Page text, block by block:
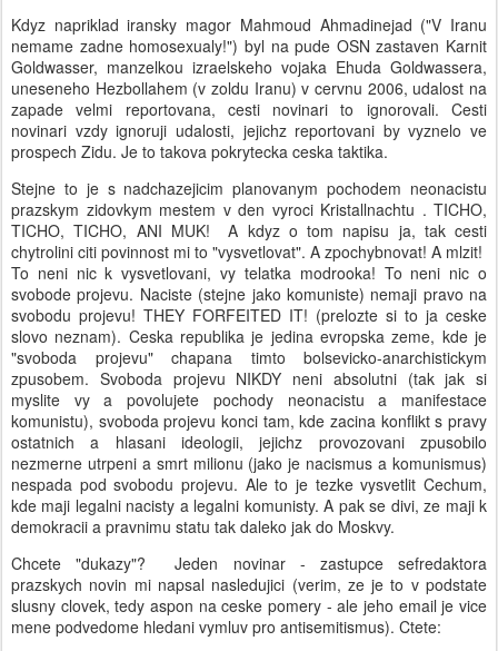
Kdyz napriklad iransky magor Mahmoud Ahmadinejad ("V Iranu
nemame zadne homosexualy!") byl na pude OSN zastaven Karnit
Goldwasser, manzelkou izraelskeho vojaka Ehuda Goldwassera,
uneseneho Hezbollahem (v zoldu Iranu) v cervnu 2006, udalost na
zapade velmi reportovana, cesti novinari to ignorovali. Cesti
novinari vzdy ignoruji udalosti, jejichz reportovani by vyznelo ve
prospech Zidu. Je to takova pokrytecka ceska taktika.
Stejne to je s nadchazejicim planovanym pochodem neonacistu
prazskym zidovkym mestem v den vyroci Kristallnachtu . TICHO,
TICHO, TICHO, ANI MUK! A kdyz o tom napisu ja, tak cesti
chytrolini citi povinnost mi to "vysvetlovat". A zpochybnovat! A mlzit!
To neni nic k vysvetlovani, vy telatka modrooka! To neni nic o
svobode projevu. Naciste (stejne jako komuniste) nemaji pravo na
svobodu projevu! THEY FORFEITED IT! (prelozte si to ja ceske
slovo neznam). Ceska republika je jedina evropska zeme, kde je
"svoboda projevu" chapana timto bolsevicko-anarchistickym
zpusobem. Svoboda projevu NIKDY neni absolutni (tak jak si
myslite vy a povolujete pochody neonacistu a manifestace
komunistu), svoboda projevu konci tam, kde zacina konflikt s pravy
ostatnich a hlasani ideologii, jejichz provozovani zpusobilo
nezmerne utrpeni a smrt milionu (jako je nacismus a komunismus)
nespada pod svobodu projevu. Ale to je tezke vysvetlit Cechum,
kde maji legalni nacisty a legalni komunisty. A pak se divi, ze maji k
demokracii a pravnimu statu tak daleko jak do Moskvy.
Chcete "dukazy"? Jeden novinar - zastupce sefredaktora
prazskych novin mi napsal nasledujici (verim, ze je to v podstate
slusny clovek, tedy aspon na ceske pomery - ale jeho email je vice
mene podvedome hledani vymluv pro antisemitismus). Ctete: